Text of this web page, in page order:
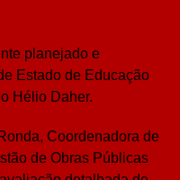
planejado e
Estado de Educação
Hélio Daher.
Coordenadora de
de Obras Públicas